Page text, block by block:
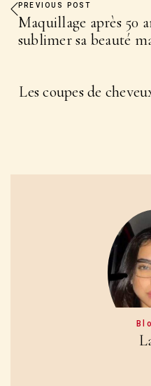
PREVIOUS POST
Maquillage après 50
sublimer sa beauté
Les coupes de